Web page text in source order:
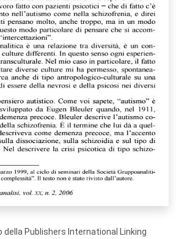
della Publishers International Linking